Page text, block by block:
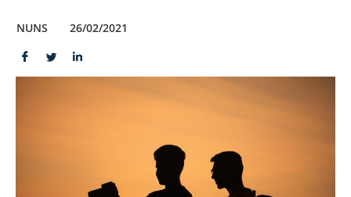
NUNS 26/02/2021